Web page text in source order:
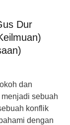
Dur
dan
sebuah
konflik
dengan